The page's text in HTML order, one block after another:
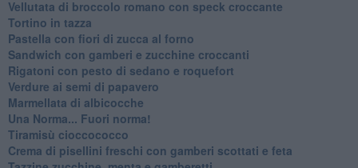
Vellutata di broccolo romano con speck croccante
Tortino in tazza
Pastella con fiori di zucca al forno
Sandwich con gamberi e zucchine croccanti
Rigatoni con pesto di sedano e roquefort
Verdure ai semi di papavero
Marmellata di albicocche
Una Norma... Fuori norma!
Tiramisù cioccococco
Crema di pisellini freschi con gamberi scottati e feta